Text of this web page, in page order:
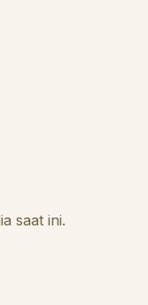
saat ini.